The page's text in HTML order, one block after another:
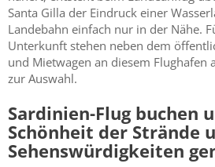
Santa Gilla der Eindruck einer
Landebahn einfach nur in der Nähe.
Unterkunft stehen neben dem
und Mietwagen an diesem Flughafen
zur Auswahl.
Sardinien-Flug buchen
Schönheit der Strände
Sehenswürdigkeiten